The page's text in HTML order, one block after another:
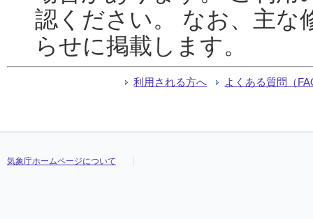
認ください。 なお、主な
らせに掲載します。
利用される方へ よくある質問（
気象庁ホームページについて